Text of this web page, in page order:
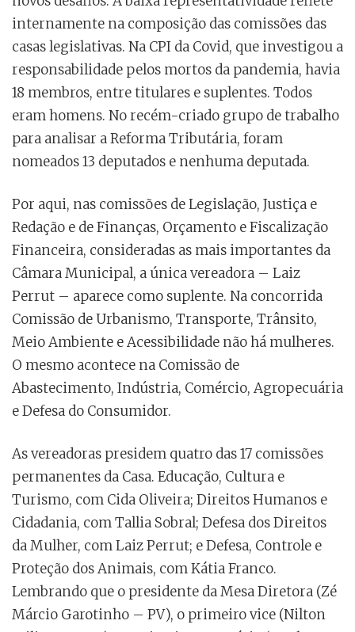
internamente na composição das comissões das
casas legislativas. Na CPI da Covid, que investigou a
responsabilidade pelos mortos da pandemia, havia
18 membros, entre titulares e suplentes. Todos
eram homens. No recém-criado grupo de trabalho
para analisar a Reforma Tributária, foram
nomeados 13 deputados e nenhuma deputada.
Por aqui, nas comissões de Legislação, Justiça e
Redação e de Finanças, Orçamento e Fiscalização
Financeira, consideradas as mais importantes da
Câmara Municipal, a única vereadora – Laiz
Perrut – aparece como suplente. Na concorrida
Comissão de Urbanismo, Transporte, Trânsito,
Meio Ambiente e Acessibilidade não há mulheres.
O mesmo acontece na Comissão de
Abastecimento, Indústria, Comércio, Agropecuária
e Defesa do Consumidor.
As vereadoras presidem quatro das 17 comissões
permanentes da Casa. Educação, Cultura e
Turismo, com Cida Oliveira; Direitos Humanos e
Cidadania, com Tallia Sobral; Defesa dos Direitos
da Mulher, com Laiz Perrut; e Defesa, Controle e
Proteção dos Animais, com Kátia Franco.
Lembrando que o presidente da Mesa Diretora (Zé
Márcio Garotinho – PV), o primeiro vice (Nilton